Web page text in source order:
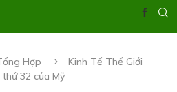
Hợp
Kinh Tế Thế Giới
thứ 32 của Mỹ